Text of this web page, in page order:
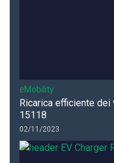
eMobility
Ricarica efficiente
15118
02/11/2023